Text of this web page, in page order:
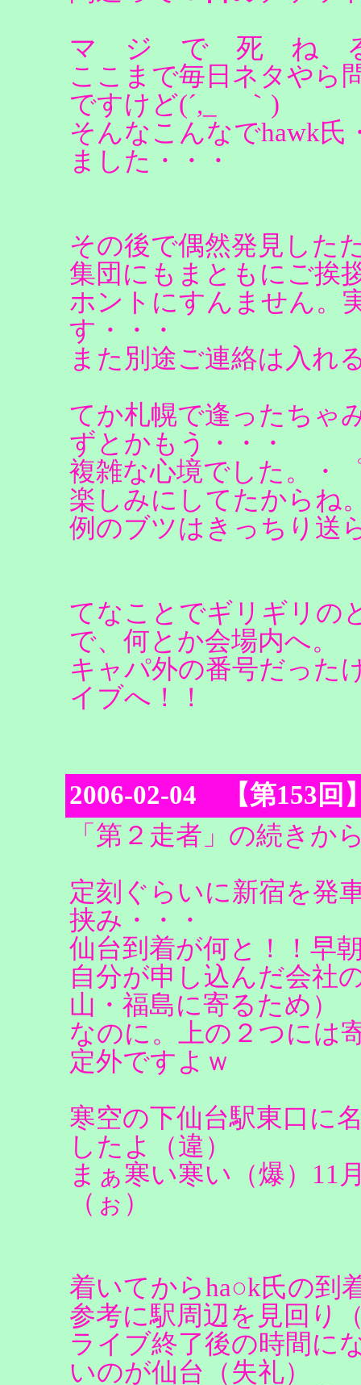
マ ジ で 死 ね
ここまで毎日ネタやら
ですけど(´,_ゝ｀)
そんなこんなでhawk
ました・・・
その後で偶然発見した
集団にもまともにご挨
ホントにすんません。
す・・・
また別途ご連絡は入れ
てか札幌で逢ったちゃ
ずとかもう・・・
複雑な心境でした。・
楽しみにしてたからね
例のブツはきっちり送
てなことでギリギリの
で、何とか会場内へ。
キャパ外の番号だった
イブへ！！
2006-02-04 【第153回
「第２走者」の続きか
定刻ぐらいに新宿を発
挟み・・・
仙台到着が何と！！早
自分が申し込んだ会社
山・福島に寄るため）
なのに。上の２つには
定外ですよｗ
寒空の下仙台駅東口に
したよ（違）
まぁ寒い寒い（爆）11
（ぉ）
着いてからha○k氏の到
参考に駅周辺を見回り
ライブ終了後の時間に
いのが仙台（失礼）